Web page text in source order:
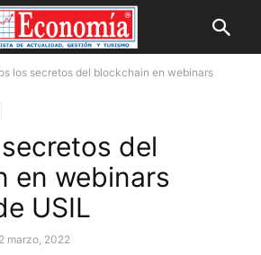
los secretos del blockchain en webinars
del
en webinars
USIL
2 marzo, 2022